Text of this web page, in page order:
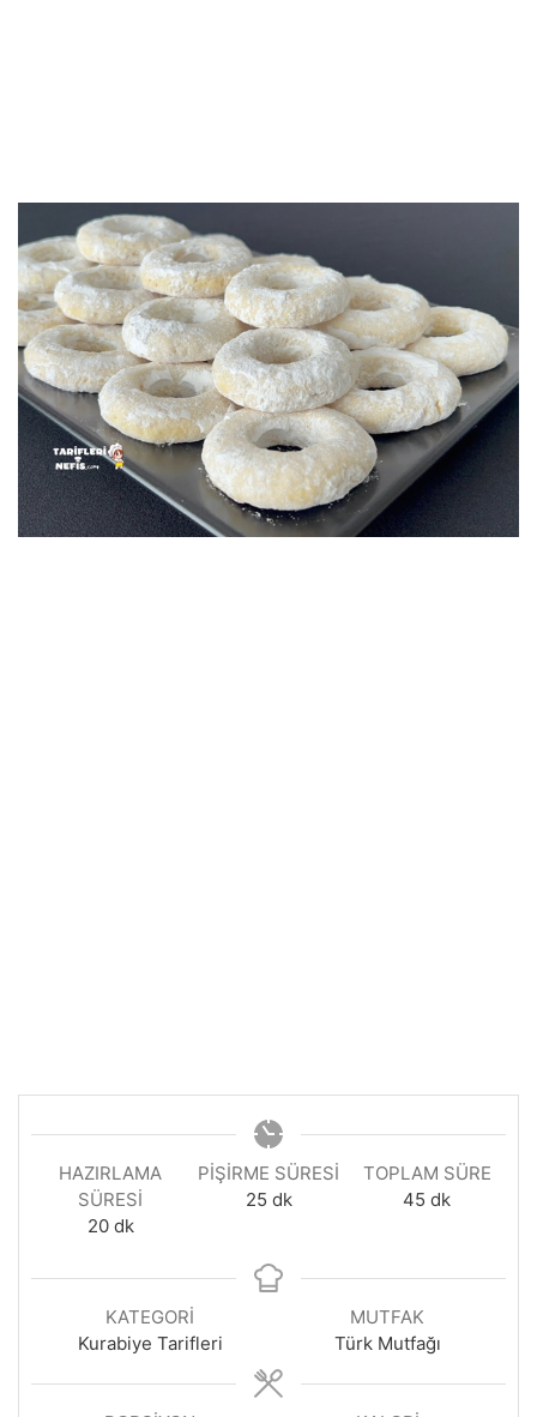
HAZIRLAMA
SÜRESI
20dakika
dk
PIŞIRME SÜRESI
25dakika
dk
TOPLAM SÜRE
45 dakika
dk
KATEGORI
Kurabiye Tarifleri
MUTFAK
Türk Mutfağı